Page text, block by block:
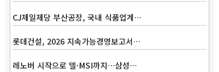
CJ제일제당 부산공장, 국내 식품업계…
롯데건설, 2026 지속가능경영보고서…
레노버 시작으로 델·MSI까지…삼성…